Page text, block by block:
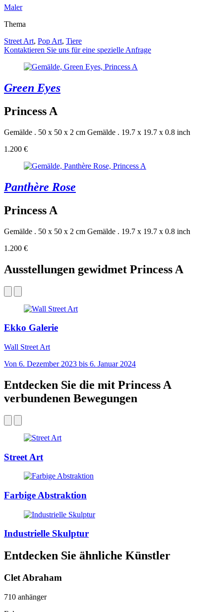
Maler
Thema
Street Art, Pop Art, Tiere
Kontaktieren Sie uns für eine spezielle Anfrage
Green Eyes
Princess A
Gemälde . 50 x 50 x 2 cm Gemälde . 19.7 x 19.7 x 0.8 inch
1.200 €
Panthère Rose
Princess A
Gemälde . 50 x 50 x 2 cm Gemälde . 19.7 x 19.7 x 0.8 inch
1.200 €
Ausstellungen gewidmet Princess A
Ekko Galerie
Wall Street Art
Von 6. Dezember 2023 bis 6. Januar 2024
Entdecken Sie die mit Princess A
verbundenen Bewegungen
Street Art
Farbige Abstraktion
Industrielle Skulptur
Entdecken Sie ähnliche Künstler
Clet Abraham
710 anhänger